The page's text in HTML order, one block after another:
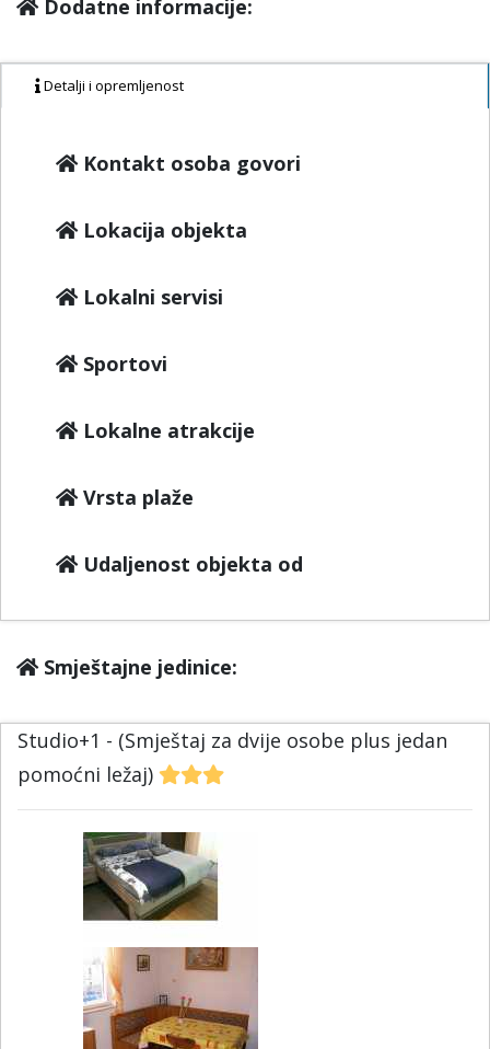
Dodatne informacije:
Detalji i opremljenost
Kontakt osoba govori
Lokacija objekta
Lokalni servisi
Sportovi
Lokalne atrakcije
Vrsta plaže
Udaljenost objekta od
Smještajne jedinice:
Studio+1 - (Smještaj za dvije osobe plus jedan
pomoćni ležaj)